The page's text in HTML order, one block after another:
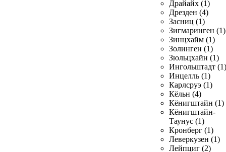
Драйайх (1)
Дрезден (4)
Засниц (1)
Зигмаринген (1)
Зинцхайм (1)
Золинген (1)
Зюльцхайн (1)
Ингольштадт (1)
Инцелль (1)
Карлсруэ (1)
Кёльн (4)
Кёнигштайн (1)
Кёнигштайн-
Таунус (1)
Кронберг (1)
Леверкузен (1)
Лейпциг (2)